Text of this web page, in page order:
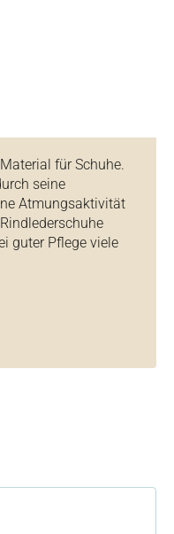
für Schuhe.
seine
Atmungsaktivität
guter Pflege viele